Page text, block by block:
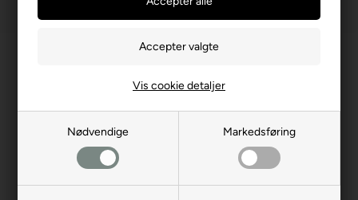
Nødvendige Markedsføring
Vis cookie detaljer
Pedal - venstre m. bøjle/stropper
172156
499,00DKK